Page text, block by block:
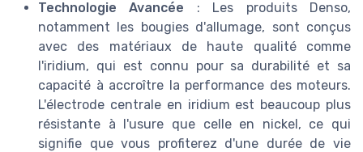
Technologie Avancée : Les produits Denso,
notamment les bougies d'allumage, sont conçus
avec des matériaux de haute qualité comme
l'iridium, qui est connu pour sa durabilité et sa
capacité à accroître la performance des moteurs.
L'électrode centrale en iridium est beaucoup plus
résistante à l'usure que celle en nickel, ce qui
signifie que vous profiterez d'une durée de vie